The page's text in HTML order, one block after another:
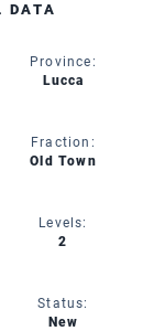
DATA
Province:
Lucca
Fraction:
Old Town
Levels:
2
Status:
New